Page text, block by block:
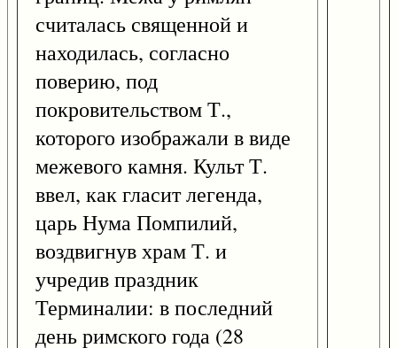
считалась священной и
находилась, согласно
поверию, под
покровительством Т.,
которого изображали в виде
межевого камня. Культ Т.
ввел, как гласит легенда,
царь Нума Помпилий,
воздвигнув храм Т. и
учредив праздник
Терминалии: в последний
день римского года (28